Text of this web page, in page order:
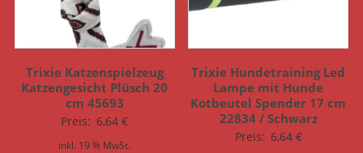
Trixie Katzenspielzeug
Katzengesicht Plüsch 20
cm 45693
Preis: 6,64€
inkl. 19 % MwSt.
Trixie Hundetraining Led
Lampe mit Hunde
Kotbeutel Spender 17 cm
22834 / Schwarz
Preis: 6,64 €